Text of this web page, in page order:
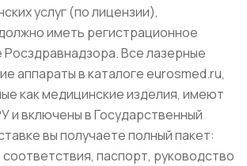
услуг (по лицензии),
иметь регистрационное
Все лазерные
аппараты в каталоге eurosmed.ru,
как медицинские изделия, имеют
и включены в Государственный
вы получаете полный пакет:
паспорт, руководство